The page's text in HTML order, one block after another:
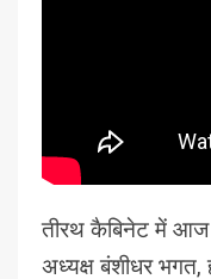
तीरथ कैबिनेट में आज
अध्यक्ष बंशीधर भगत,